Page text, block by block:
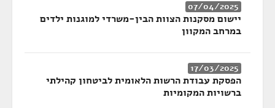
07/04/2025
יישום מסקנות הצוות הבין-משרדי למוגנות ילדים
במרחב המקוון
17/03/2025
הפסקת עבודת הרשות הלאומית לביטחון קהילתי
ברשויות המקומיות